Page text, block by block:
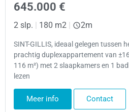
645.000 €
2 slp. | 180 m2 | 2m
SINT-GILLIS, ideaal gelegen tussen
prachtig duplexappartement van
116 m²) met 2 slaapkamers en 1
lezen
Meer info Contact